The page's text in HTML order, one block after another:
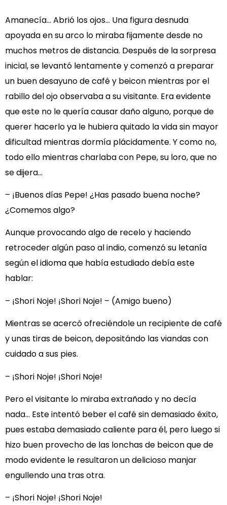
Amanecía… Abrió los ojos… Una figura desnuda
apoyada en su arco lo miraba fijamente desde no
muchos metros de distancia. Después de la sorpresa
inicial, se levantó lentamente y comenzó a preparar
un buen desayuno de café y beicon mientras por el
rabillo del ojo observaba a su visitante. Era evidente
que este no le quería causar daño alguno, porque de
querer hacerlo ya le hubiera quitado la vida sin mayor
dificultad mientras dormía plácidamente. Y como no,
todo ello mientras charlaba con Pepe, su loro, que no
se dijera…
– ¡Buenos días Pepe! ¿Has pasado buena noche?
¿Comemos algo?
Aunque provocando algo de recelo y haciendo
retroceder algún paso al indio, comenzó su letanía
según el idioma que había estudiado debía este
hablar:
– ¡Shori Noje! ¡Shori Noje! – (Amigo bueno)
Mientras se acercó ofreciéndole un recipiente de café
y unas tiras de beicon, depositándo las viandas con
cuidado a sus pies.
– ¡Shori Noje! ¡Shori Noje!
Pero el visitante lo miraba extrañado y no decía
nada… Este intentó beber el café sin demasiado éxito,
pues estaba demasiado caliente para él, pero luego si
hizo buen provecho de las lonchas de beicon que de
modo evidente le resultaron un delicioso manjar
engullendo una tras otra.
– ¡Shori Noje! ¡Shori Noje!